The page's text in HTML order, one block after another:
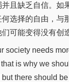
且缺乏自信。如
选择的自由，与
可能变得没有创
society needs
is why we
there should